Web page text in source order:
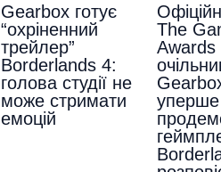
Gearbox готує
“охріненний
трейлер”
Borderlands 4:
голова студії не
може стримати
емоцій
The
Awards
уперше